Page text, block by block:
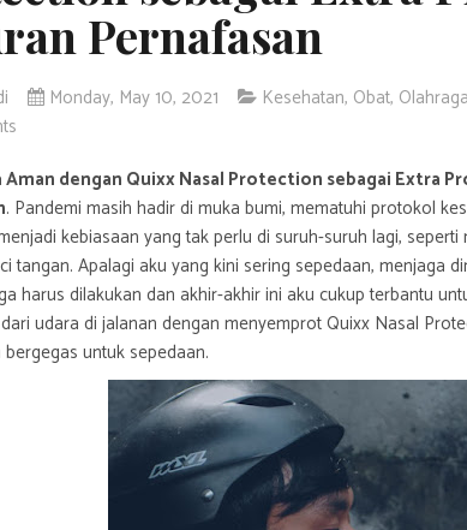
Pernafasan
Monday, May 10, 2021 Kesehatan, Obat, Olahraga
Aman dengan Quixx Nasal Protection sebagai Extra
. Pandemi masih hadir di muka bumi, mematuhi protokol
kebiasaan yang tak perlu di suruh-suruh lagi,
tangan. Apalagi aku yang kini sering sepedaan, menjaga
harus dilakukan dan akhir-akhir ini aku cukup terbantu
udara di jalanan dengan menyemprot Quixx Nasal
untuk sepedaan.